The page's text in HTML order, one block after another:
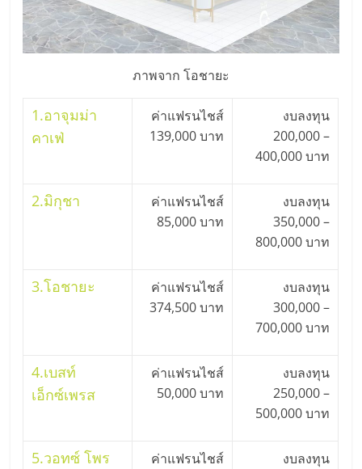
ภาพจาก โอชายะ
1.อาจุมม่า
คาเฟ่
ค่าแฟรนไชส์
139,000 บาท
งบลงทุน
200,000 –
400,000 บาท
2.มิกุชา
ค่าแฟรนไชส์
85,000 บาท
งบลงทุน
350,000 –
800,000 บาท
3.โอชายะ
ค่าแฟรนไชส์
374,500 บาท
งบลงทุน
300,000 –
700,000 บาท
4.เบสท์
เอ็กซ์เพรส
ค่าแฟรนไชส์
50,000 บาท
งบลงทุน
250,000 –
500,000 บาท
5.วอทซ์ โพร
ค่าแฟรนไชส์
งบลงทุน